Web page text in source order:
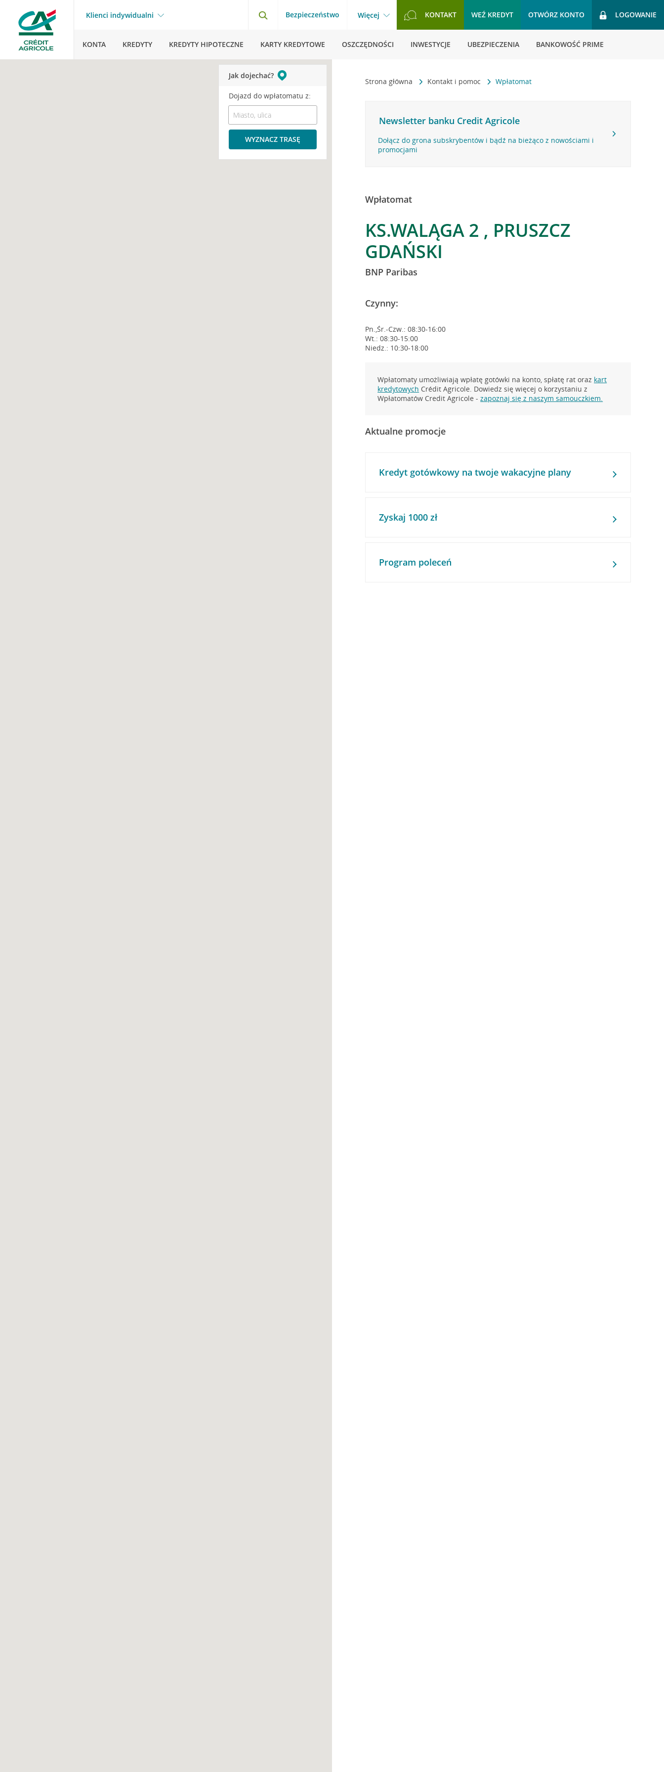
Klienci indywidualni Bezpieczeństwo Więcej KONTAKT WEŹ KREDYT OTWÓRZ KONTO LOGOWANIE
KONTA KREDYTY KREDYTY HIPOTECZNE KARTY KREDYTOWE OSZCZĘDNOŚCI INWESTYCJE UBEZPIECZENIA BANKOWOŚĆ PRIME
Strona główna Kontakt i pomoc Wpłatomat
Newsletter banku Credit Agricole
Dołącz do grona subskrybentów i bądź na bieżąco z nowościami i
promocjami
Wpłatomat
KS.WALĄGA 2 , PRUSZCZ
GDAŃSKI
BNP Paribas
Czynny:
Pn.,Śr.-Czw.: 08:30-16:00
Wt.: 08:30-15:00
Niedz.: 10:30-18:00
Wpłatomaty umożliwiają wpłatę gotówki na konto, spłatę rat oraz kart
kredytowych Crédit Agricole. Dowiedz się więcej o korzystaniu z
Wpłatomatów Credit Agricole -zapoznaj się z naszym samouczkiem.
Aktualne promocje
Kredyt gotówkowy na twoje wakacyjne plany
Zyskaj 1000 zł
Program poleceń
Jak dojechać?
Dojazd do wpłatomatu z:
WYZNACZ TRASĘ